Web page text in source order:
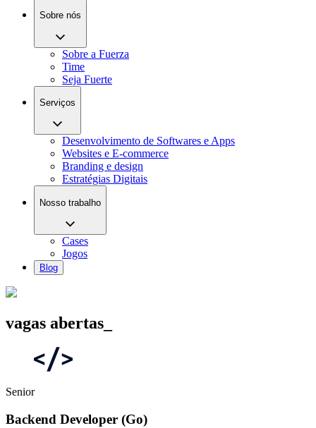
Sobre nós
Sobre a Fuerza
Time
Seja Fuerte
Serviços
Desenvolvimento de Softwares e Apps
Websites e E-commerce
Branding e design
Estratégias Digitais
Nosso trabalho
Cases
Jogos
Blog
vagas abertas
Senior
Backend Developer (Go)